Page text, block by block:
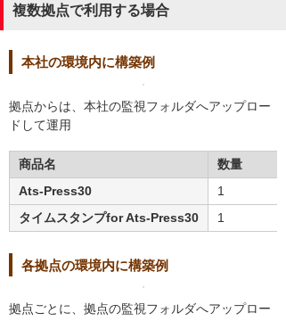
複数拠点で利用する場合
本社の環境内に構築例
拠点からは、本社の監視フォルダへアップロー
ドして運用
商品名
数量
Ats-Press30
1
タイムスタンプfor Ats-Press30
1
各拠点の環境内に構築例
拠点ごとに、拠点の監視フォルダへアップロー